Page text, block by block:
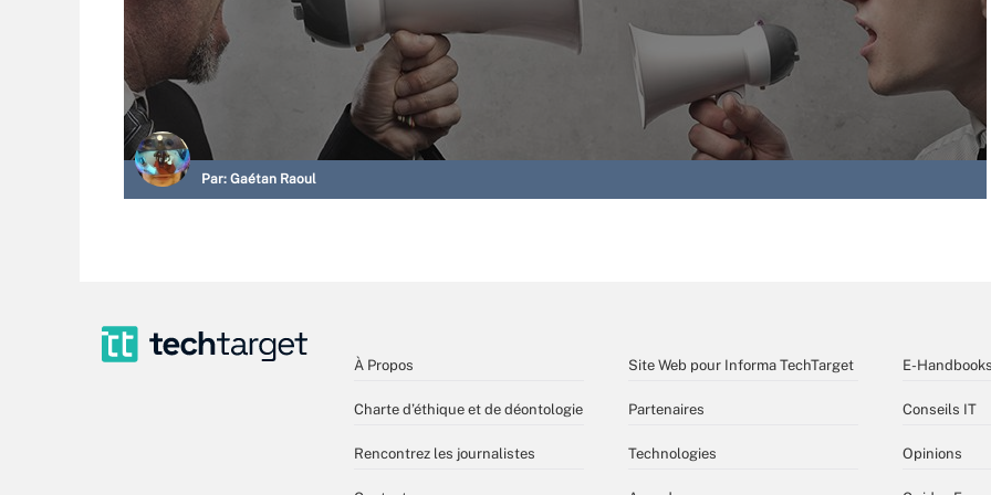
Par: Gaétan Raoul
À Propos
Charte d’éthique et de déontologie
Rencontrez les journalistes
Site Web pour Informa TechTarget
Partenaires
Technologies
E-
Conseils IT
Opinions